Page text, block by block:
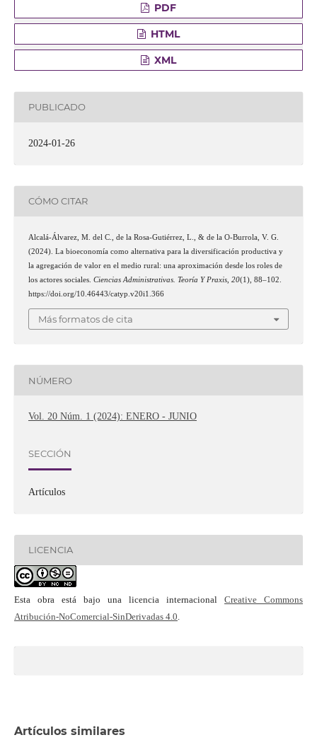
PDF
HTML
XML
PUBLICADO
2024-01-26
CÓMO CITAR
Alcalá-Álvarez, M. del C., de la Rosa-Gutiérrez, L., & de la O-Burrola, V. G.
(2024). La bioeconomía como alternativa para la diversificación productiva y
la agregación de valor en el medio rural: una aproximación desde los roles de
los actores sociales. Ciencias Administrativas. Teoría Y Praxis, 20(1), 88–102.
https://doi.org/10.46443/catyp.v20i1.366
Más formatos de cita
NÚMERO
Vol. 20 Núm. 1 (2024): ENERO - JUNIO
SECCIÓN
Artículos
LICENCIA
Esta obra está bajo una licencia internacionalCreative Commons
Atribución-NoComercial-SinDerivadas 4.0
Artículos similares